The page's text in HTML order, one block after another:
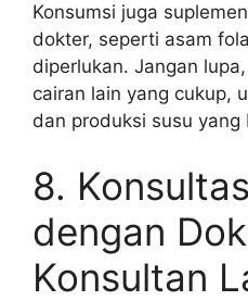
Konsumsi juga
dokter, seperti asam
diperlukan. Jangan
cairan lain yang cukup,
dan produksi susu yang
8.
dengan
Konsultan